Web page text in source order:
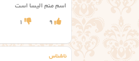
اسم منم الیسا است
9
1
ناشناس